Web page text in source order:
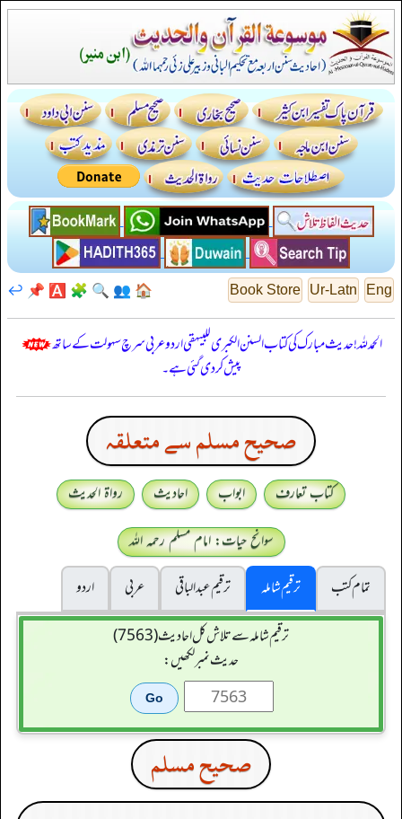
Eng
Ur-Latn
Book Store
🏠
👥
🔍
🧩
🅰️
📌
↩️
الحمدللہ! حدیث مبارک کی کتاب السنن الكبرى للبيهقي اردو عربی سرچ سہولت کے ساتھ
پیش کر دی گئی ہے۔
صحيح مسلم سے متعلقہ
کتاب تعارف ابواب احادیث
رواۃ الحدیث
سوانح حیات: امام مسلم رحمہ اللہ
تمام کتب
ترقیم شاملہ ترقيم عبدالباقی عربی
اردو
ترقیم شاملہ سے تلاش کل احادیث (7563)
حدیث نمبر لکھیں:
صحيح مسلم